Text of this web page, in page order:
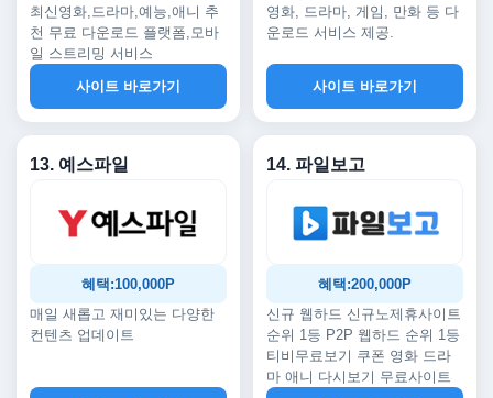
최신영화,드라마,예능,애니 추
천 무료 다운로드 플랫폼,모바
일 스트리밍 서비스
사이트 바로가기
영화, 드라마, 게임, 만화 등 다
운로드 서비스 제공.
사이트 바로가기
13. 예스파일
혜택:100,000P
매일 새롭고 재미있는 다양한
컨텐츠 업데이트
14. 파일보고
혜택:200,000P
신규 웹하드 신규노제휴사이트
순위 1등 P2P 웹하드 순위 1등
티비무료보기 쿠폰 영화 드라
마 애니 다시보기 무료사이트